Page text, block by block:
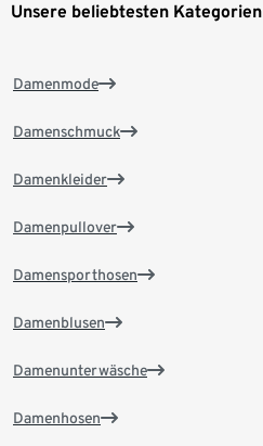
Unsere beliebtesten Kategorien
Damenmode
Damenschmuck
Damenkleider
Damenpullover
Damensporthosen
Damenblusen
Damenunterwäsche
Damenhosen